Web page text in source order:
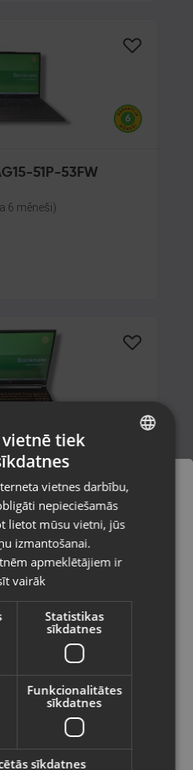
51P-53FW
6 mēneši)
6 mēneši)
53G
piegādāti uz
attēlots izvēlētajā
RUSSIAN
tiek
vietnes darbību,
nepieciešamās
lietot mūsu vietni, jūs
izmantošanai.
apmeklētājiem ir
vairāk
Statistikas
sīkdatnes
Funkcionalitātes
sīkdatnes
sīkdatnes